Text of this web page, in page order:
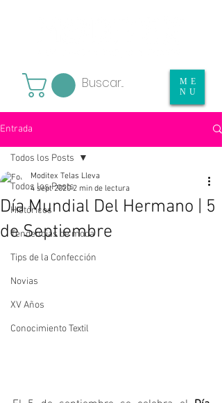
ME
NU
Entrada
Todos los Posts
Históricos
Tendencias de moda
Tips de la Confección
Novias
XV Años
Conocimiento Textil
Todos los Posts
Día Mundial Del Hermano | 5
de Septiembre
Moditex Telas Lleva
4 sept 2020 2 min de lectura